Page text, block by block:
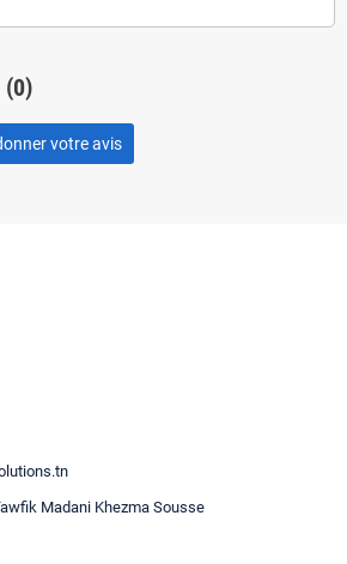
(0)
votre avis
Madani Khezma Sousse